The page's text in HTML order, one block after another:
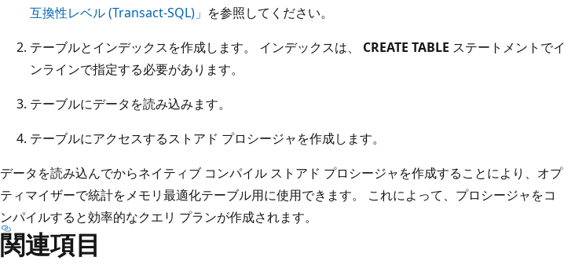
互換性レベル (Transact-SQL)」 を参照してください。
テーブルとインデックスを作成します。 インデックスは、 CREATE TABLE ステートメントでイ
ンラインで指定する必要があります。
テーブルにデータを読み込みます。
テーブルにアクセスするストアド プロシージャを作成します。
データを読み込んでからネイティブ コンパイル ストアド プロシージャを作成することにより、オプ
ティマイザーで統計をメモリ最適化テーブル用に使用できます。 これによって、プロシージャをコ
ンパイルすると効率的なクエリ プランが作成されます。
関連項目